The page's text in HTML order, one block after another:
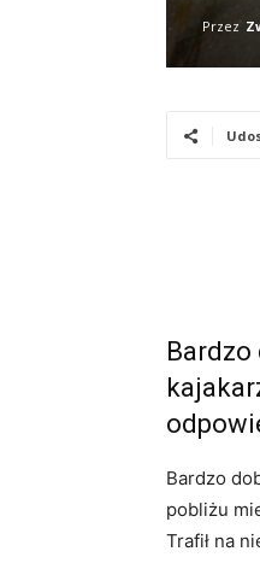
Przez
Bardzo
Bardzo
pobliżu
Trafił na